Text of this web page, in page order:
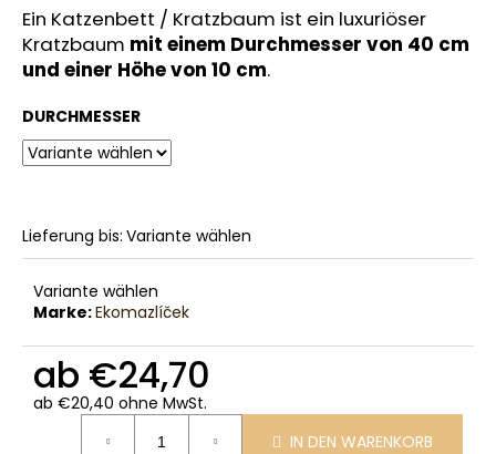
Ein Katzenbett / Kratzbaum ist ein luxuriöser
Kratzbaum mit einem Durchmesser von 40 cm
und einer Höhe von 10 cm.
DURCHMESSER
Lieferung bis: Variante wählen
Variante wählen
Marke:Ekomazlíček
ab €24,70
ab €20,40 ohne MwSt.
IN DEN WARENKORB